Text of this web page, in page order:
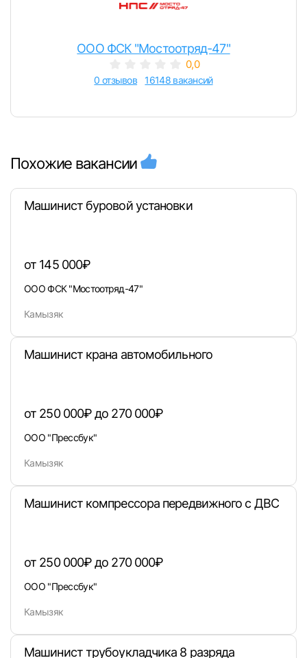
Вход в личный кабинет
E-mail или Телефон
Пароль
ООО ФСК "Мостоотряд-47"
0,0
0 отзывов 16148 вакансий
Похожие вакансии
Машинист буровой установки
от 145 000₽
ООО ФСК "Мостоотряд-47"
Камызяк
Машинист крана автомобильного
от 250 000₽ до 270 000₽
ООО "Прессбук"
Камызяк
Машинист компрессора передвижного с ДВС
от 250 000₽ до 270 000₽
ООО "Прессбук"
Камызяк
Машинист трубоукладчика 8 разряда